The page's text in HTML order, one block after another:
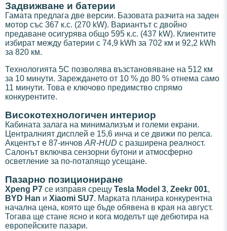
Задвижване и батерии
Гамата предлага две версии. Базовата разчита на заден
мотор със 367 к.с. (270 kW). Вариантът с двойно
предаване осигурява общо 595 к.с. (437 kW). Клиентите
избират между батерии с 74,9 kWh за 702 км и 92,2 kWh
за 820 км.
Технологията 5C позволява възстановяване на 512 км
за 10 минути. Зареждането от 10 % до 80 % отнема само
11 минути. Това е ключово предимство спрямо
конкурентите.
Високотехнологичен интериор
Кабината залага на минимализъм и големи екрани.
Централният дисплей е 15,6 инча и се движи по релса.
Акцентът е 87-инчовAR-HUD с разширена реалност.
Салонът включва сензорни бутони и атмосферно
осветление за по-потапящо усещане.
Пазарно позициониране
Xpeng P7 се изправя срещу Tesla Model 3, Zeekr 001,
BYD Han и Xiaomi SU7. Марката планира конкурентна
начална цена, която ще бъде обявена в края на август.
Тогава ще стане ясно и кога моделът ще дебютира на
европейските пазари.